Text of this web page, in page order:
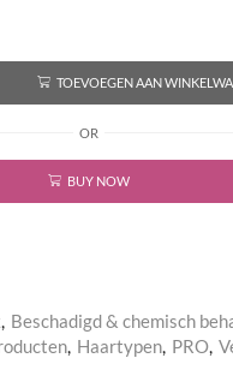
TOEVOEGEN AAN
OR
BUY NOW
Beschadigd & chemisch
Haartypen PRO